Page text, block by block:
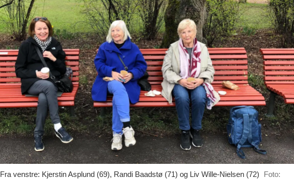
Fra venstre: Kjerstin Asplund (69), Randi Baadstø (71) og Liv Wille-Nielsen (72)
Foto: